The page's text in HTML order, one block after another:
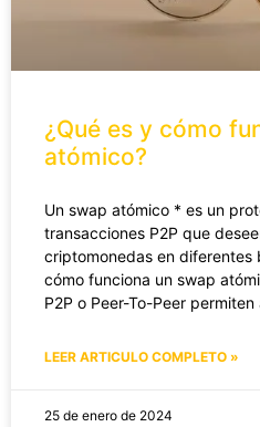
¿Qué es y cómo
atómico?
Un swap atómico * es un
transacciones P2P que
criptomonedas en diferentes
cómo funciona un swap
P2P o Peer-To-Peer permiten
LEER ARTICULO COMPLETO »
25 de enero de 2024